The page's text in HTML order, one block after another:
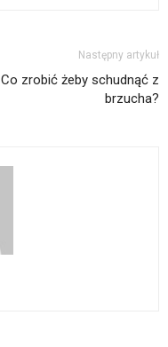
Następny artykuł
Co zrobić żeby schudnąć z
brzucha?